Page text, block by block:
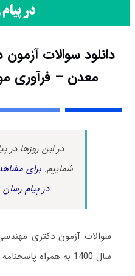
معدن – فرآوری
در این روزها در
شماییم.برای
در پیام
سوالات آزمون دکتری
سال 1400 به همراه پاسخنامه کلیدی منتشر شد.